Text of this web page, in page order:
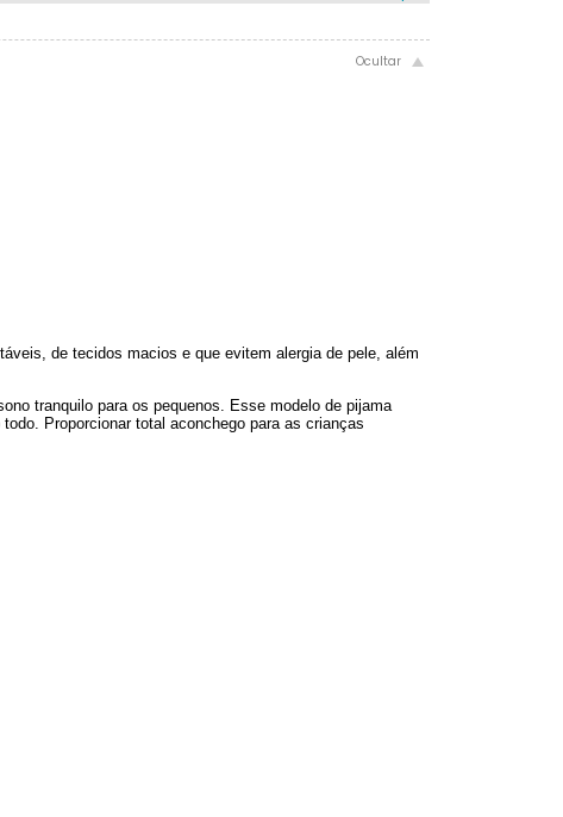
de tecidos macios e que evitem alergia de pele, além
tranquilo para os pequenos. Esse modelo de pijama
Proporcionar total aconchego para as crianças